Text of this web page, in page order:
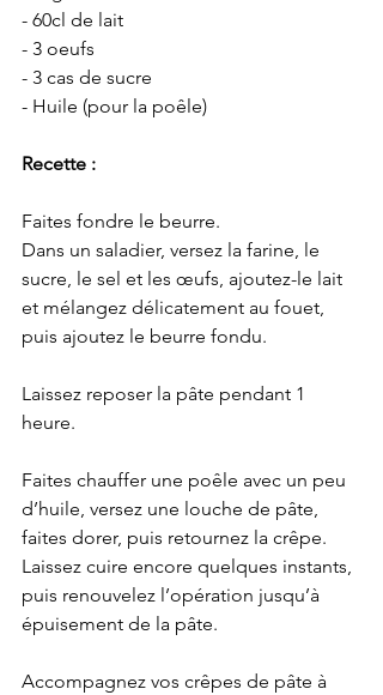
- 60cl de lait
- 3 oeufs
- 3 cas de sucre
- Huile (pour la poêle)
Recette :
Faites fondre le beurre.
Dans un saladier, versez la farine, le
sucre, le sel et les œufs, ajoutez-le lait
et mélangez délicatement au fouet,
puis ajoutez le beurre fondu.
Laissez reposer la pâte pendant 1
heure.
Faites chauffer une poêle avec un peu
d’huile, versez une louche de pâte,
faites dorer, puis retournez la crêpe.
Laissez cuire encore quelques instants,
puis renouvelez l’opération jusqu’à
épuisement de la pâte.
Accompagnez vos crêpes de pâte à